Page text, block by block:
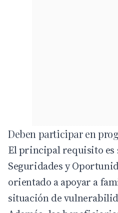
Deben participar en
El principal requisito es
Seguridades y
orientado a apoyar a
situación de